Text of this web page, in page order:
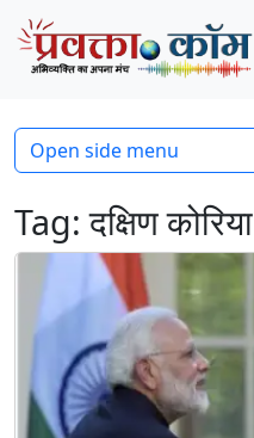
Skip to content
Skip to footer
Tag:दक्षिण कोरिया
Open side menu